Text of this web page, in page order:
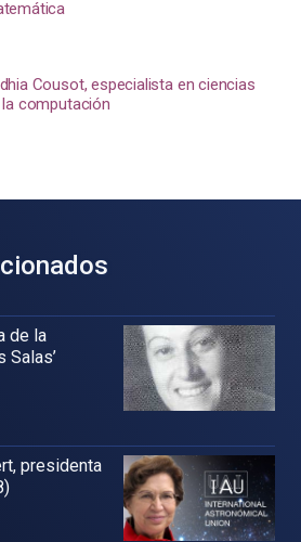
Cousot, especialista en ciencias
la computación
de la
Salas’
presidenta